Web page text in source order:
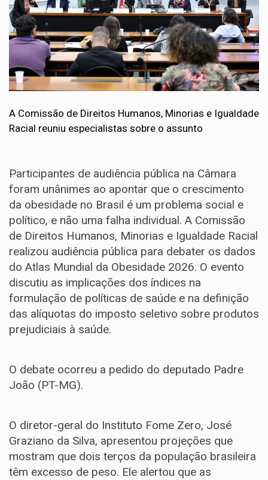
A Comissão de Direitos Humanos, Minorias e Igualdade
Racial reuniu especialistas sobre o assunto
Participantes de audiência pública na Câmara
foram unânimes ao apontar que o crescimento
da obesidade no Brasil é um problema social e
político, e não uma falha individual. A Comissão
de Direitos Humanos, Minorias e Igualdade Racial
realizou audiência pública para debater os dados
do Atlas Mundial da Obesidade 2026. O evento
discutiu as implicações dos índices na
formulação de políticas de saúde e na definição
das alíquotas do imposto seletivo sobre produtos
prejudiciais à saúde.
O debate ocorreu a pedido do deputado Padre
João (PT-MG).
O diretor-geral do Instituto Fome Zero, José
Graziano da Silva, apresentou projeções que
mostram que dois terços da população brasileira
têm excesso de peso. Ele alertou que as